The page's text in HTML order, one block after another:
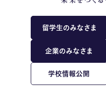
留学生のみなさま
企業のみなさま
学校情報公開